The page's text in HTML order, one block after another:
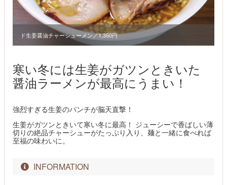
ド生姜醤油チャーシューメン／1,350円
寒い冬には生姜がガツンときいた
醤油ラーメンが最高にうまい！
強烈すぎる生姜のパンチが脳天直撃！
生姜がガツンときいて寒い冬に最高！ ジューシーで香ばしい薄
切りの絶品チャーシューがたっぷり入り、麺と一緒に食べれば
至福の味わいに。
INFORMATION